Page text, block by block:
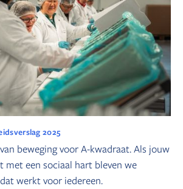
2025
beweging voor A-kwadraat. Als jouw
met een sociaal hart bleven we
werkt voor iedereen.